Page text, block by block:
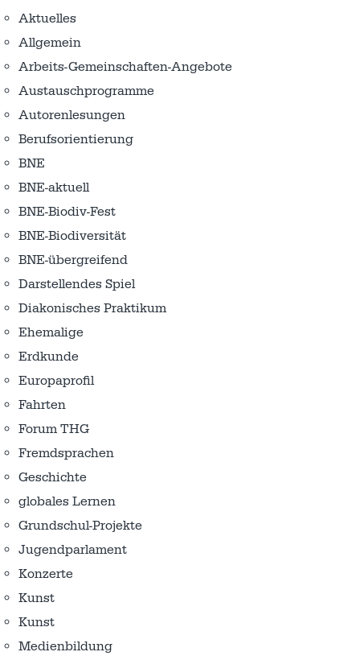
Aktuelles
Allgemein
Arbeits-Gemeinschaften-Angebote
Austausch­programme
Autorenlesungen
Berufsorientierung
BNE
BNE-aktuell
BNE-Biodiv-Fest
BNE-Biodiversität
BNE-übergreifend
Darstellendes Spiel
Diakonisches Praktikum
Ehemalige
Erdkunde
Europaprofil
Fahrten
Forum THG
Fremdsprachen
Geschichte
globales Lernen
Grundschul-Projekte
Jugendparlament
Konzerte
Kunst
Kunst
Medienbildung